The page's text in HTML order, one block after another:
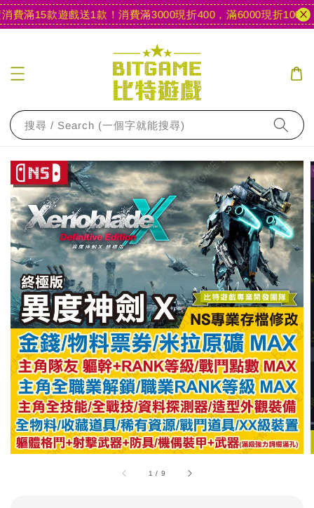
滿15款遊戲送1款！消費滿3000現折400，滿6000現折1000【
搜尋 / Search (一個字就能搜尋)
1 / 9